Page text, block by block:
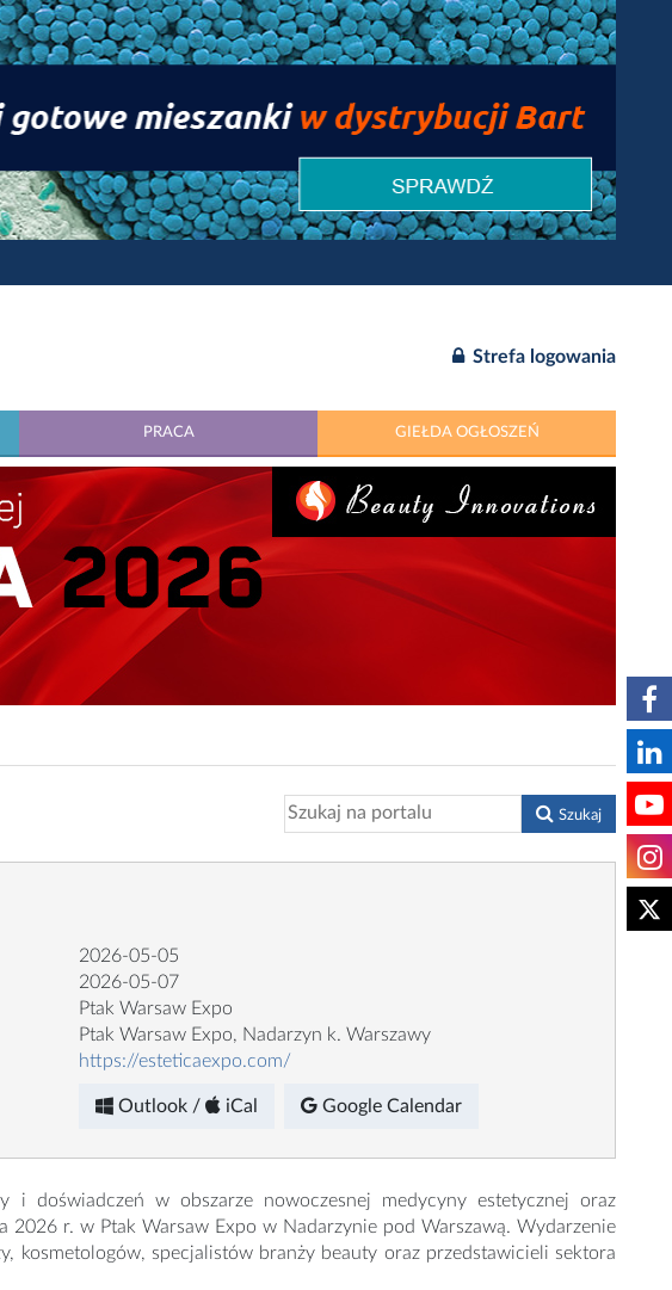
Strefa logowania
PRACA GIEŁDA OGŁOSZEŃ
Szukaj
2026-05-05
2026-05-07
Ptak Warsaw Expo
Ptak Warsaw Expo, Nadarzyn k. Warszawy
https://esteticaexpo.com/
Outlook / iCal Google Calendar
doświadczeń w obszarze nowoczesnej medycyny estetycznej oraz
2026 r. w Ptak Warsaw Expo w Nadarzynie pod Warszawą. Wydarzenie
kosmetologów, specjalistów branży beauty oraz przedstawicieli sektora